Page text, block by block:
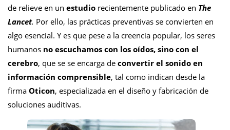
de relieve en un estudio recientemente publicado en The
Lancet. Por ello, las prácticas preventivas se convierten en
algo esencial. Y es que pese a la creencia popular, los seres
humanos no escuchamos con los oídos, sino con el
cerebro, que se se encarga de convertir el sonido en
información comprensible, tal como indican desde la
firma Oticon, especializada en el diseño y fabricación de
soluciones auditivas.